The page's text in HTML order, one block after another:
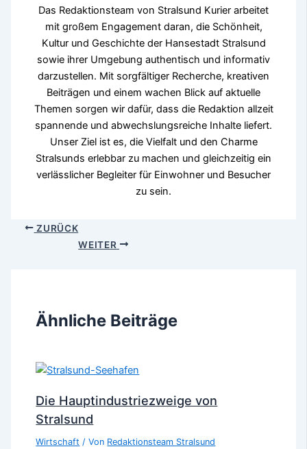
Das Redaktionsteam von Stralsund Kurier arbeitet
mit großem Engagement daran, die Schönheit,
Kultur und Geschichte der Hansestadt Stralsund
sowie ihrer Umgebung authentisch und informativ
darzustellen. Mit sorgfältiger Recherche, kreativen
Beiträgen und einem wachen Blick auf aktuelle
Themen sorgen wir dafür, dass die Redaktion allzeit
spannende und abwechslungsreiche Inhalte liefert.
Unser Ziel ist es, die Vielfalt und den Charme
Stralsunds erlebbar zu machen und gleichzeitig ein
verlässlicher Begleiter für Einwohner und Besucher
zu sein.
ZURÜCK
WEITER
Ähnliche Beiträge
Die Hauptindustriezweige von
Stralsund
Wirtschaft / Von Redaktionsteam Stralsund